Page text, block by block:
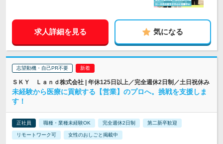
求人詳細を見る 気になる
志望動機・自己PR不要
ＳＫＹ Ｌａｎｄ株式会社 | 年休125日以上／完全週休2日制／土日祝休み
未経験から医療に貢献する【営業】のプロへ。挑戦を支援しま
す！
正社員 職種・業種未経験OK 完全週休2日制 第二新卒歓迎
リモートワーク可 女性のおしごと掲載中